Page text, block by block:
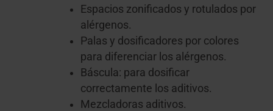
Espacios zonificados y rotulados por
alérgenos.
Palas y dosificadores por colores
para diferenciar los alérgenos.
Báscula: para dosificar
correctamente los aditivos.
Mezcladoras aditivos.